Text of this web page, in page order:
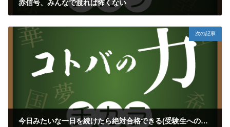
赤信号、みんなで渡れば怖くない
次の記事
今日みたいな一日を続けたら絶対合格できる(受験生へのメッセージ①)